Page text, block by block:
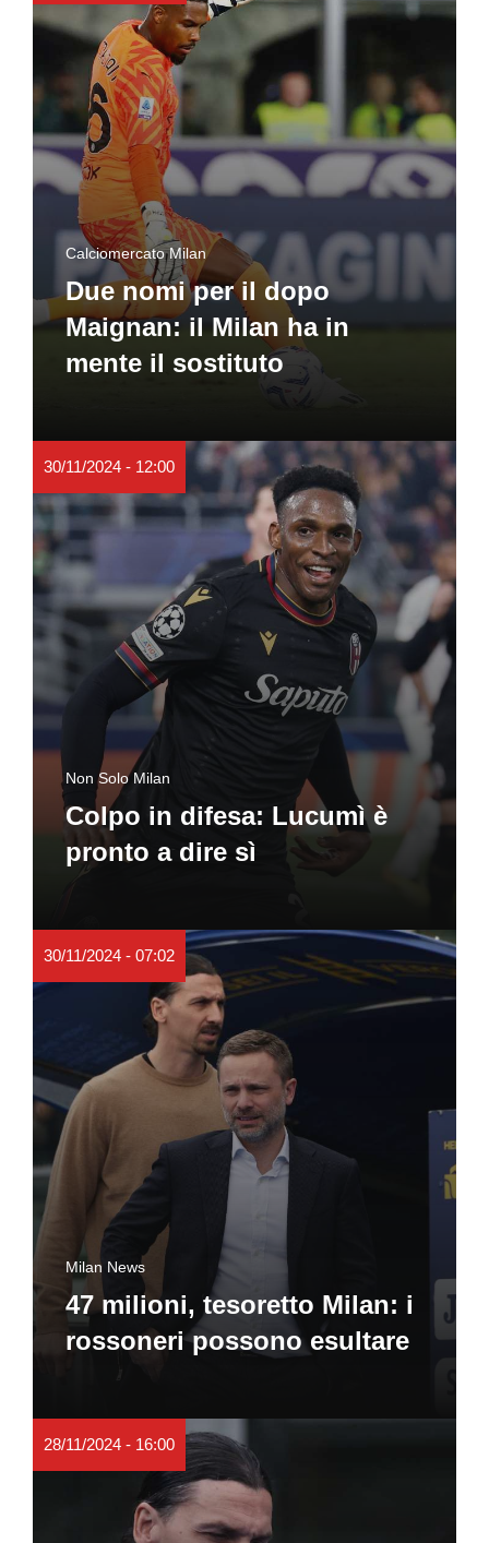
Calciomercato Milan
Due nomi per il dopo
Maignan: il Milan ha in
mente il sostituto
30/11/2024 - 12:00
Non Solo Milan
Colpo in difesa: Lucumì è
pronto a dire sì
30/11/2024 - 07:02
Milan News
47 milioni, tesoretto Milan: i
rossoneri possono esultare
28/11/2024 - 16:00